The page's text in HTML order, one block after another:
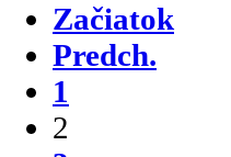
Začiatok
Predch.
1
2